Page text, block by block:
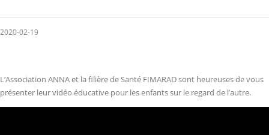
2020-02-19
L’Association ANNA et la filière de Santé FIMARAD sont heureuses de vous
présenter leur vidéo éducative pour les enfants sur le regard de l’autre.